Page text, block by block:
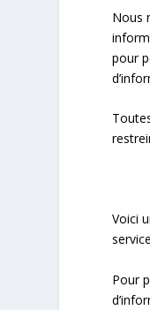
Nous
pour
Voici
Pour